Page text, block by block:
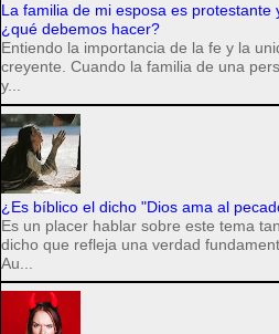
La familia de mi esposa es protestante
¿qué debemos hacer?
Entiendo la importancia de la fe y la
creyente. Cuando la familia de una
y...
¿Es bíblico el dicho "Dios ama al
Es un placer hablar sobre este tema
dicho que refleja una verdad
Au...